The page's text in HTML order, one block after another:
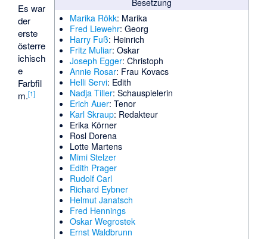
Besetzung
Marika Rökk: Marika
Fred Liewehr: Georg
Harry Fuß: Heinrich
Fritz Muliar: Oskar
Joseph Egger: Christoph
Annie Rosar: Frau Kovacs
Helli Servi: Edith
Nadja Tiller: Schauspielerin
Erich Auer: Tenor
Karl Skraup: Redakteur
Erika Körner
Rosl Dorena
Lotte Martens
Mimi Stelzer
Edith Prager
Rudolf Carl
Richard Eybner
Helmut Janatsch
Fred Hennings
Oskar Wegrostek
Ernst Waldbrunn
Es war
der
erste
österre
ichisch
e
Farbfil
m.[1]